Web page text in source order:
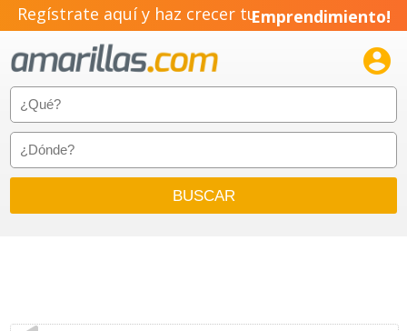
Regístrate aquí y haz crecer tuEmprendimiento!
